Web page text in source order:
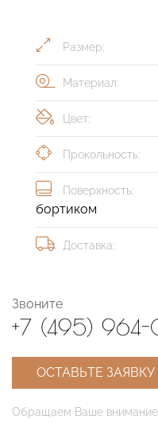
Размер:
Материал:
Цвет:
Прокольность:
Поверхность:
бортиком
Доставка:
Звоните
+7 (495)
ОСТАВЬТЕ ЗАЯВКУ
Обращаем Ваше внимание